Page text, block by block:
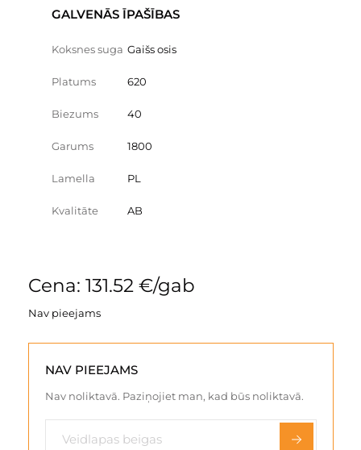
GALVENĀS ĪPAŠĪBAS
Koksnes suga Gaišs osis
Platums 620
Biezums 40
Garums 1800
Lamella PL
Kvalitāte AB
Cena: 131.52 €/gab
Nav pieejams
NAV PIEEJAMS
Nav noliktavā. Paziņojiet man, kad būs noliktavā.